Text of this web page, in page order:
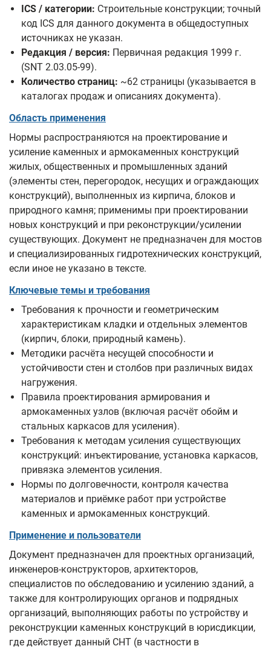
ICS / категории: Строительные конструкции; точный
код ICS для данного документа в общедоступных
источниках не указан.
Редакция / версия: Первичная редакция 1999 г.
(SNT 2.03.05-99).
Количество страниц: ~62 страницы (указывается в
каталогах продаж и описаниях документа).
Область применения
Нормы распространяются на проектирование и
усиление каменных и армокаменных конструкций
жилых, общественных и промышленных зданий
(элементы стен, перегородок, несущих и ограждающих
конструкций), выполненных из кирпича, блоков и
природного камня; применимы при проектировании
новых конструкций и при реконструкции/усилении
существующих. Документ не предназначен для мостов
и специализированных гидротехнических конструкций,
если иное не указано в тексте.
Ключевые темы и требования
Требования к прочности и геометрическим
характеристикам кладки и отдельных элементов
(кирпич, блоки, природный камень).
Методики расчёта несущей способности и
устойчивости стен и столбов при различных видах
нагружения.
Правила проектирования армирования и
армокаменных узлов (включая расчёт обойм и
стальных каркасов для усиления).
Требования к методам усиления существующих
конструкций: инъектирование, установка каркасов,
привязка элементов усиления.
Нормы по долговечности, контроля качества
материалов и приёмке работ при устройстве
каменных и армокаменных конструкций.
Применение и пользователи
Документ предназначен для проектных организаций,
инженеров-конструкторов, архитекторов,
специалистов по обследованию и усилению зданий, а
также для контролирующих органов и подрядных
организаций, выполняющих работы по устройству и
реконструкции каменных конструкций в юрисдикции,
где действует данный СНТ (в частности в